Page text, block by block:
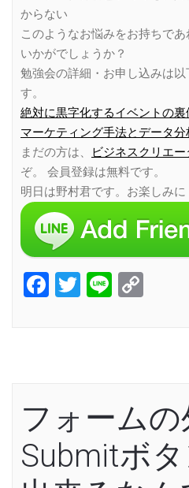
からない
このようなお悩みをお持ちで
いかがでしょうか？
勉強会の詳細・お申し込みは
す。
絶対に黒字化するイベントの
マーケティング手法とデータ分
まだの方は、
ビジネスクリエ
ぞ。 会員登録は無料です。
明日は野村君です。お楽しみに
Facebook
Twitter
Line
フォームの
Submitボ